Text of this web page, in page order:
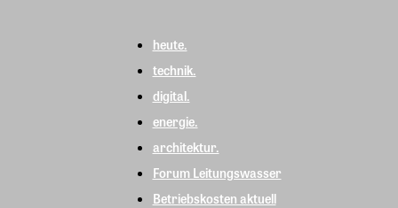
heute.
technik.
digital.
energie.
architektur.
Forum Leitungswasser
Betriebskosten aktuell